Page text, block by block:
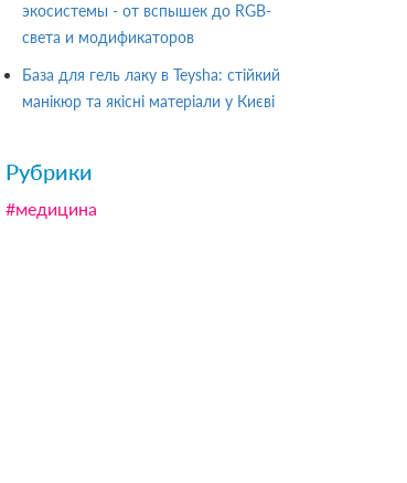
экосистемы - от вспышек до RGB-
света и модификаторов
База для гель лаку в Teysha: стійкий
манікюр та якісні матеріали у Києві
Рубрики
#медицина